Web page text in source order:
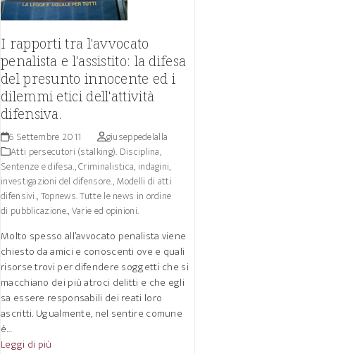
I rapporti tra l'avvocato
penalista e l'assistito: la difesa
del presunto innocente ed i
dilemmi etici dell'attività
difensiva.
6 Settembre 2011
giuseppedelalla
Atti persecutori (stalking). Disciplina,
Sentenze e difesa.,Criminalistica, indagini,
investigazioni del difensore.,Modelli di atti
difensivi.,Topnews. Tutte le news in ordine
di pubblicazione.,Varie ed opinioni.
Molto spesso all’avvocato penalista viene
chiesto da amici e conoscenti ove e quali
risorse trovi per difendere soggetti che si
macchiano dei più atroci delitti e che egli
sa essere responsabili dei reati loro
ascritti. Ugualmente, nel sentire comune
è…
Leggi di più